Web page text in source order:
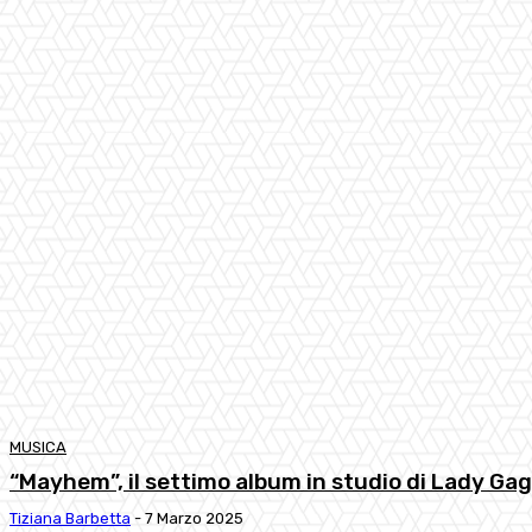
MUSICA
“Mayhem”, il settimo album in studio di Lady
Tiziana Barbetta - 7 Marzo 2025